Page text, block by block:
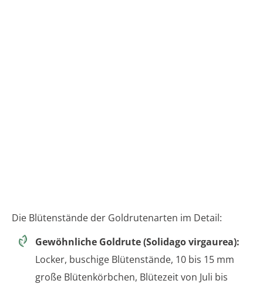
Die Blütenstände der Goldrutenarten im Detail:
Gewöhnliche Goldrute (Solidago virgaurea):
Locker, buschige Blütenstände, 10 bis 15 mm
große Blütenkörbchen, Blütezeit von Juli bis